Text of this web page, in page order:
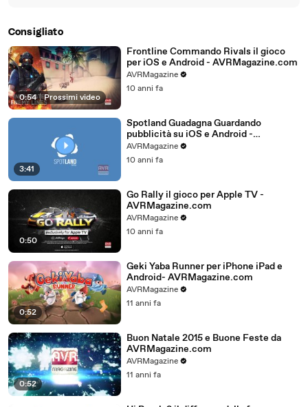
Consigliato
0:54 | Prossimi video
Frontline Commando Rivals il gioco
per iOS e Android - AVRMagazine.com
AVRMagazine
10 anni fa
3:41
Spotland Guadagna Guardando
pubblicità su iOS e Android -
AVRMagazine.com
AVRMagazine
10 anni fa
0:50
Go Rally il gioco per Apple TV -
AVRMagazine.com
AVRMagazine
10 anni fa
0:52
Geki Yaba Runner per iPhone iPad e
Android- AVRMagazine.com
AVRMagazine
11 anni fa
0:52
Buon Natale 2015 e Buone Feste da
AVRMagazine.com
AVRMagazine
11 anni fa